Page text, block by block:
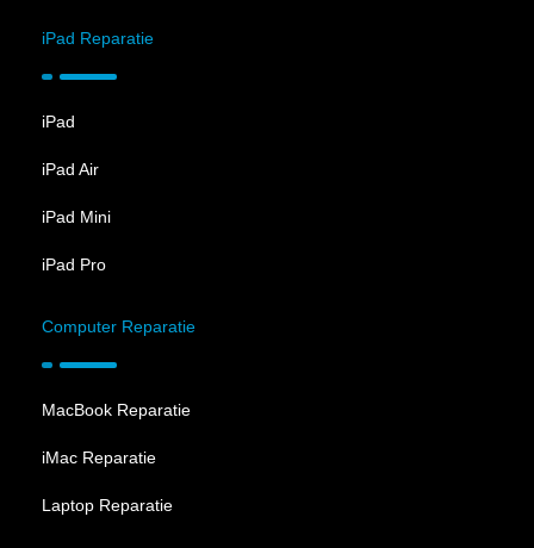
iPad Reparatie
iPad
iPad Air
iPad Mini
iPad Pro
Computer Reparatie
MacBook Reparatie
iMac Reparatie
Laptop Reparatie